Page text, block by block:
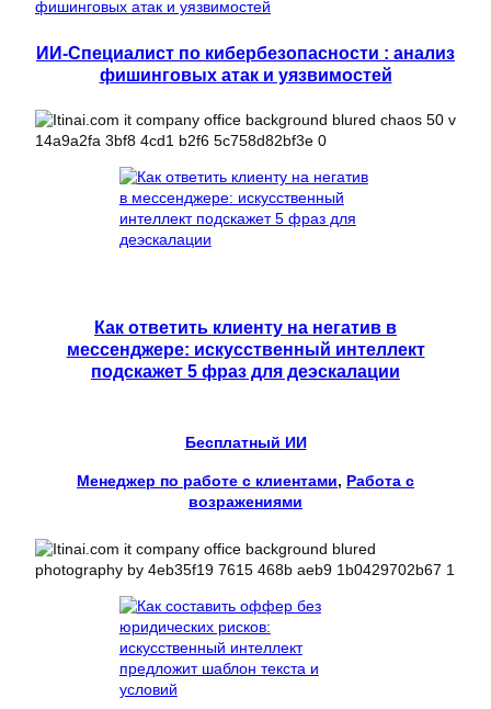
ИИ-Специалист по кибербезопасности : анализ
фишинговых атак и уязвимостей
Как ответить клиенту на негатив в
мессенджере: искусственный интеллект
подскажет 5 фраз для деэскалации
Бесплатный ИИ
Менеджер по работе с клиентами, Работа с
возражениями